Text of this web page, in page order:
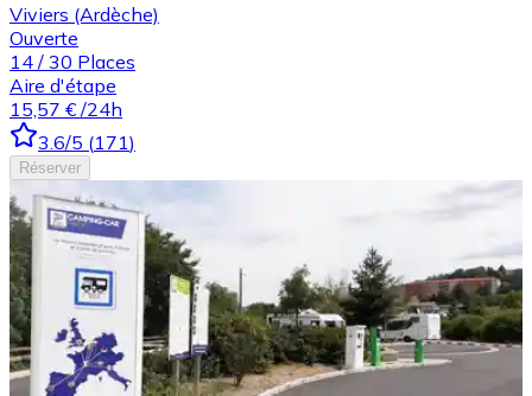
Viviers (Ardèche)
Ouverte
14 / 30 Places
Aire d'étape
15,57 € /24h
3.6/5 (171)
Réserver